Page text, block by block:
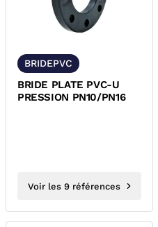
BRIDEPVC
BRIDE PLATE PVC-U
PRESSION PN10/PN16
Voir les 9 références